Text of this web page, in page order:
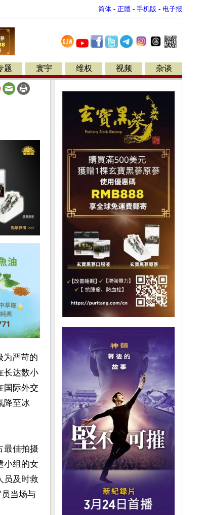
简体 - 正體 - 手机版 - 电子报
题 寰宇 维权 视频 杂谈
为严苛的
长达数小
国际外交
降至冰
最佳拍摄
小组的女
员及时救
当场与